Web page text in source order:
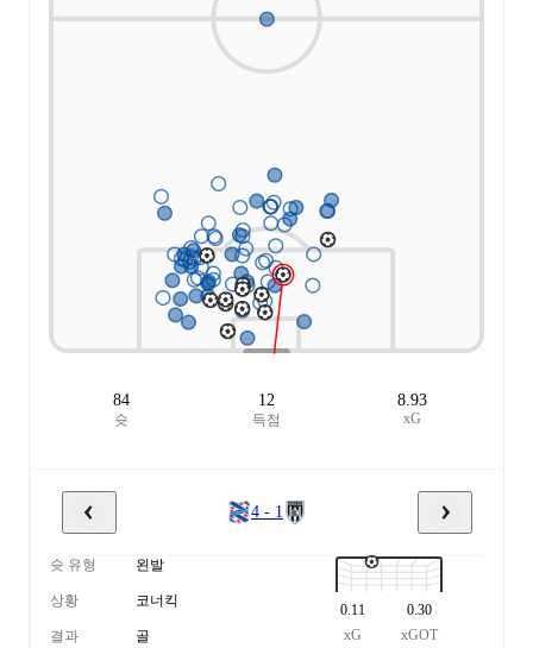
84
슛
12
득점
8.93
xG
4 - 1
슛 유형 왼발
상황 코너킥
결과 골
0.11
xG
0.30
xGOT